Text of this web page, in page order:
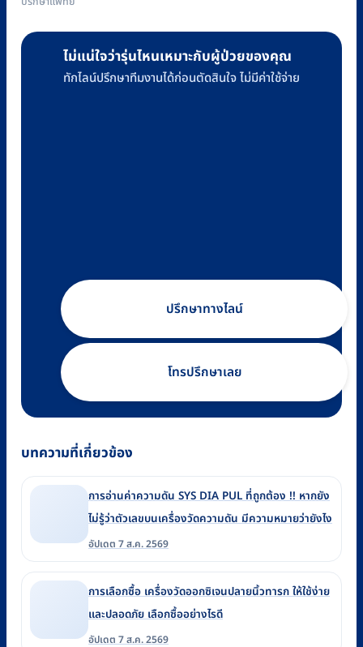
ไม่แน่ใจว่ารุ่นไหนเหมาะกับผู้ป่วยของคุณ
ทักไลน์ปรึกษาทีมงานได้ก่อนตัดสินใจ ไม่มีค่าใช้จ่าย
ปรึกษาทางไลน์
โทรปรึกษาเลย
บทความที่เกี่ยวข้อง
การอ่านค่าความดัน SYS DIA PUL ที่ถูกต้อง !! หากยัง
ไม่รู้ว่าตัวเลขบนเครื่องวัดความดัน มีความหมายว่ายังไง
อัปเดต 7 ส.ค. 2569
การเลือกซื้อ เครื่องวัดออกซิเจนปลายนิ้วทารก ให้ใช้ง่าย
และปลอดภัย เลือกซื้ออย่างไรดี
อัปเดต 7 ส.ค. 2569